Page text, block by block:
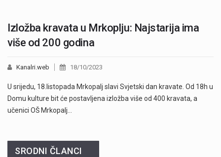
Izložba kravata u Mrkoplju: Najstarija ima
više od 200 godina
Kanalri.web 18/10/2023
U srijedu, 18.listopada Mrkopalj slavi Svjetski dan kravate. Od 18h u
Domu kulture bit će postavljena izložba više od 400 kravata, a
učenici OŠ Mrkopalj…
SRODNI ČLANCI